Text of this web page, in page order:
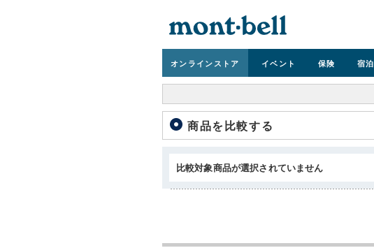
オンラインストア イベント 保険 宿泊
商品を比較する
比較対象商品が選択されていません